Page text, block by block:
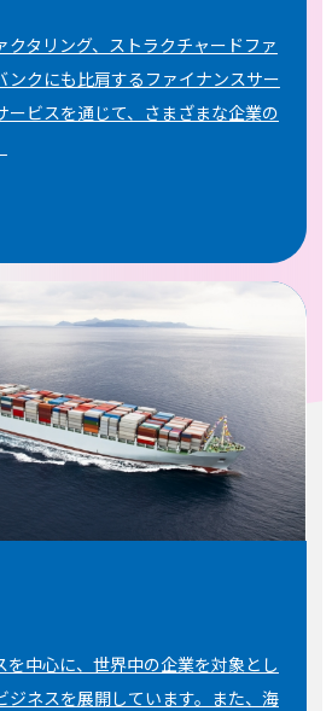
クタリング、ストラクチャードファ
ンクにも比肩するファイナンスサー
ービスを通じて、さまざまな企業の
を中心に、世界中の企業を対象とし
ジネスを展開しています。また、海